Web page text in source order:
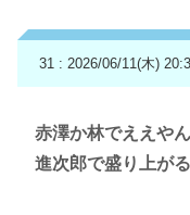
31 : 2026/06/11(木)
赤澤か林でええやん
進次郎で盛り上が